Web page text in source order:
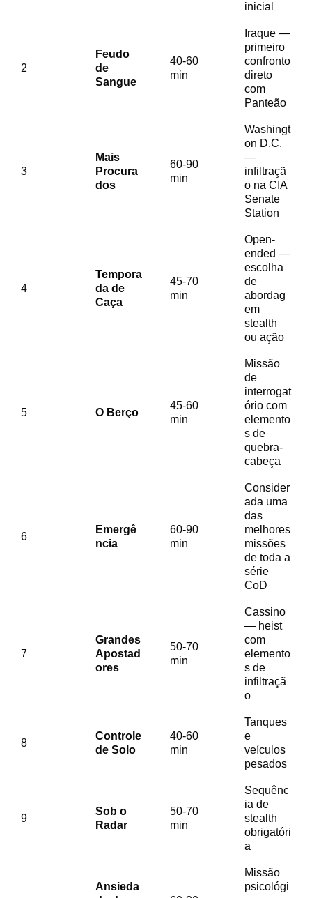
inicial
2
Feudo
de
Sangue
40-60
min
Iraque —
primeiro
confronto
direto
com
Panteão
3
Mais
Procura
dos
60-90
min
Washingt
on D.C.
—
infiltraçã
o na CIA
Senate
Station
4
Tempora
da de
Caça
45-70
min
Open-
ended —
escolha
de
abordag
em
stealth
ou ação
5 O Berço
45-60
min
Missão
de
interrogat
ório com
elemento
s de
quebra-
cabeça
6
Emergê
ncia
60-90
min
Consider
ada uma
das
melhores
missões
de toda a
série
CoD
7
Grandes
Apostad
ores
50-70
min
Cassino
— heist
com
elemento
s de
infiltraçã
o
8
Controle
de Solo
40-60
min
Tanques
e
veículos
pesados
9
Sob o
Radar
50-70
min
Sequênc
ia de
stealth
obrigatóri
a
Ansieda
Missão
psicológi